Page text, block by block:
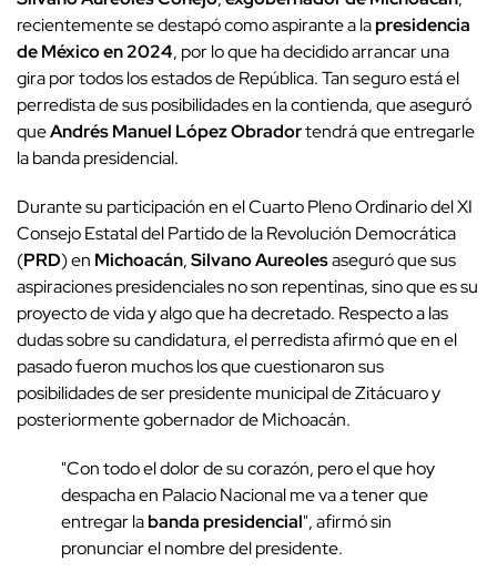
recientemente se destapó como aspirante a lapresidencia
de México en 2024, por lo que ha decidido arrancar una
gira por todos los estados de República. Tan seguro está el
perredista de sus posibilidades en la contienda, que aseguró
queAndrés Manuel López Obradortendrá que entregarle
la banda presidencial.
Durante su participación en el Cuarto Pleno Ordinario del XI
Consejo Estatal del Partido de la Revolución Democrática
(PRD) en Michoacán,Silvano Aureolesaseguró que sus
aspiraciones presidenciales no son repentinas, sino que es su
proyecto de vida y algo que ha decretado. Respecto a las
dudas sobre su candidatura, el perredista afirmó que en el
pasado fueron muchos los que cuestionaron sus
posibilidades de ser presidente municipal de Zitácuaro y
posteriormente gobernador de Michoacán.
"Con todo el dolor de su corazón, pero el que hoy
despacha en Palacio Nacional me va a tener que
entregar labanda presidencial", afirmó sin
pronunciar el nombre del presidente.